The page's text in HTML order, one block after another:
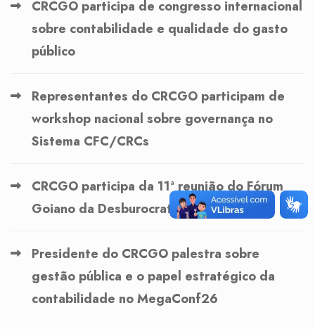
CRCGO participa de congresso internacional
sobre contabilidade e qualidade do gasto
público
Representantes do CRCGO participam de
workshop nacional sobre governança no
Sistema CFC/CRCs
CRCGO participa da 11ª reunião do Fórum
Goiano da Desburocratização
Presidente do CRCGO palestra sobre
gestão pública e o papel estratégico da
contabilidade no MegaConf26